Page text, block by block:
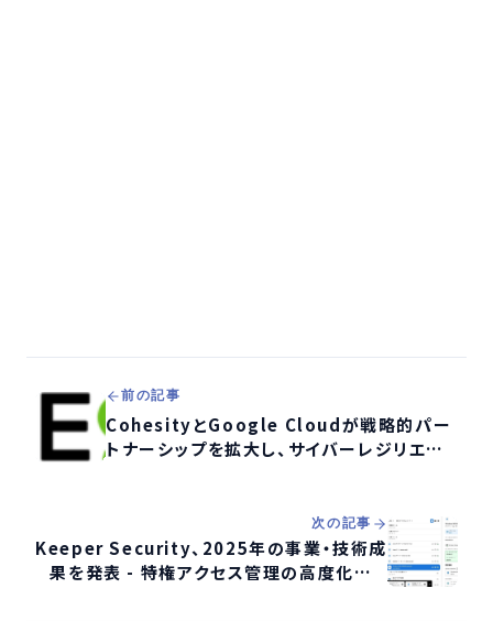
前の記事
CohesityとGoogle Cloudが戦略的パー
トナーシップを拡大し、サイバーレジリエン
次の記事
Keeper Security、2025年の事業・技術成
果を発表 - 特権アクセス管理の高度化とグ